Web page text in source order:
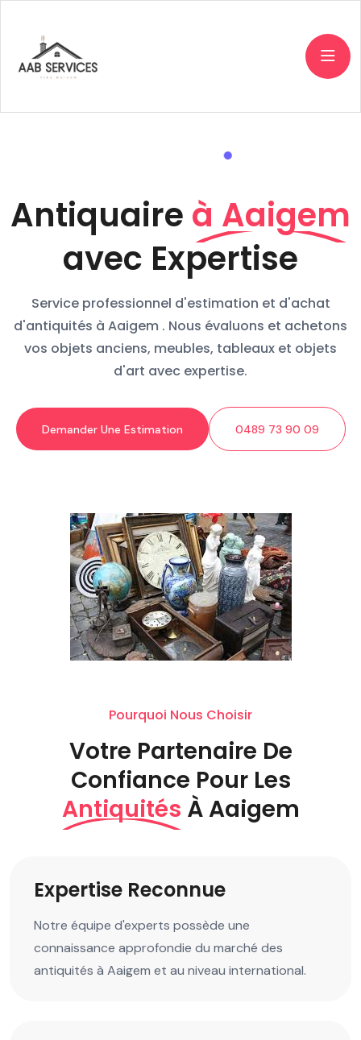
Antiquaire à Aaigem
avec Expertise
Service professionnel d'estimation et d'achat
d'antiquités à Aaigem . Nous évaluons et achetons
vos objets anciens, meubles, tableaux et objets
d'art avec expertise.
Demander Une Estimation 0489 73 90 09
Pourquoi Nous Choisir
Votre Partenaire De
Confiance Pour Les
Antiquités À Aaigem
Expertise Reconnue
Notre équipe d'experts possède une
connaissance approfondie du marché des
antiquités à Aaigem et au niveau international.